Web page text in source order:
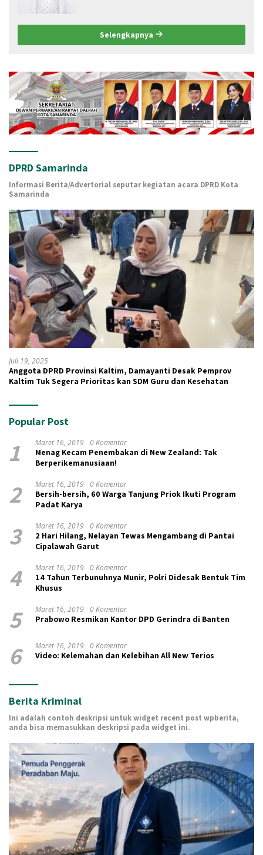
Selengkapnya
DPRD Samarinda
Informasi Berita/Advertorial seputar kegiatan acara DPRD Kota
Samarinda
Juli 19, 2025
Anggota DPRD Provinsi Kaltim, Damayanti Desak Pemprov
Kaltim Tuk Segera Prioritas kan SDM Guru dan Kesehatan
Popular Post
1 Maret 16, 2019 0 Komentar
Menag Kecam Penembakan di New Zealand: Tak
Berperikemanusiaan!
2 Maret 16, 2019 0 Komentar
Bersih-bersih, 60 Warga Tanjung Priok Ikuti Program
Padat Karya
3 Maret 16, 2019 0 Komentar
2 Hari Hilang, Nelayan Tewas Mengambang di Pantai
Cipalawah Garut
4 Maret 16, 2019 0 Komentar
14 Tahun Terbunuhnya Munir, Polri Didesak Bentuk Tim
Khusus
5 Maret 16, 2019 0 Komentar
Prabowo Resmikan Kantor DPD Gerindra di Banten
6 Maret 16, 2019 0 Komentar
Video: Kelemahan dan Kelebihan All New Terios
Berita Kriminal
Ini adalah contoh deskripsi untuk widget recent post wpberita,
anda bisa memasukkan deskripsi pada widget ini.